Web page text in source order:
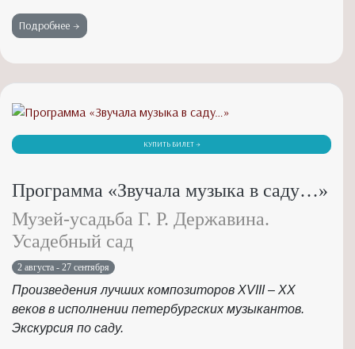
Подробнее →
КУПИТЬ БИЛЕТ →
Программа «Звучала музыка в саду…»
Музей-усадьба Г. Р. Державина.
Усадебный сад
2 августа - 27 сентября
Произведения лучших композиторов XVIII – XX
веков в исполнении петербургских музыкантов.
Экскурсия по саду.